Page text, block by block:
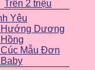
Trên 2 triệu
Yêu
Hướng Dương
Cúc Mẫu Đơn